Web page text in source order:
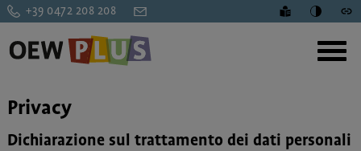
+39 0472 208 208
Privacy
Dichiarazione sul trattamento dei dati personali